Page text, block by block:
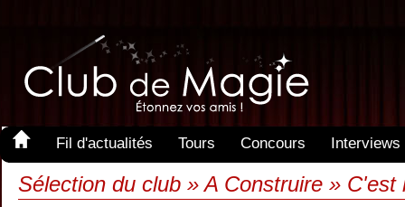
Fil d'actualités Tours Concours Interviews
Sélection du club » A Construire » C'est